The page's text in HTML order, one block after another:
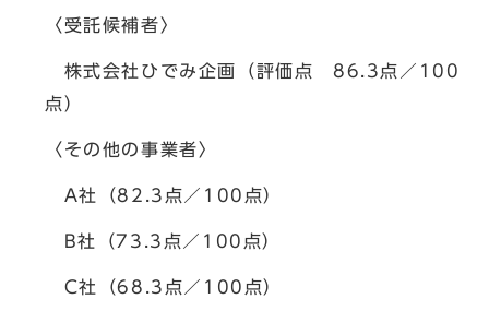
〈受託候補者〉
株式会社ひでみ企画（評価点 86.3点／100
点）
〈その他の事業者〉
A社（82.3点／100点）
B社（73.3点／100点）
C社（68.3点／100点）